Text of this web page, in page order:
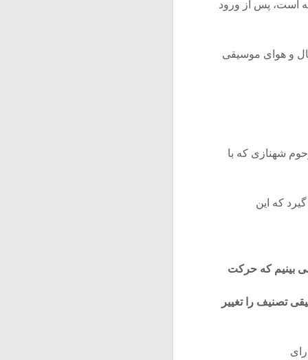
است، پس از ورود
و هوای موسیقی
شهنازی که با
که این
بینیم که حرکت
تصنیف را تغییر